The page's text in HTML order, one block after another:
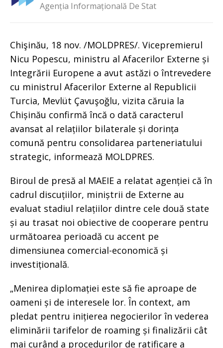
Agenția Informațională De Stat
Chişinău, 18 nov. /MOLDPRES/. Vicepremierul
Nicu Popescu, ministru al Afacerilor Externe și
Integrării Europene a avut astăzi o întrevedere
cu ministrul Afacerilor Externe al Republicii
Turcia, Mevlüt Çavuşoğlu, vizita căruia la
Chișinău confirmă încă o dată caracterul
avansat al relațiilor bilaterale și dorința
comună pentru consolidarea parteneriatului
strategic, informează MOLDPRES.
Biroul de presă al MAEIE a relatat agenției că în
cadrul discuțiilor, miniștrii de Externe au
evaluat stadiul relațiilor dintre cele două state
și au trasat noi obiective de cooperare pentru
următoarea perioadă cu accent pe
dimensiunea comercial-economică și
investițională.
„Menirea diplomației este să fie aproape de
oameni și de interesele lor. În context, am
pledat pentru inițierea negocierilor în vederea
eliminării tarifelor de roaming și finalizării cât
mai curând a procedurilor de ratificare a